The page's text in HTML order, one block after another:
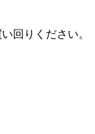
回りください。